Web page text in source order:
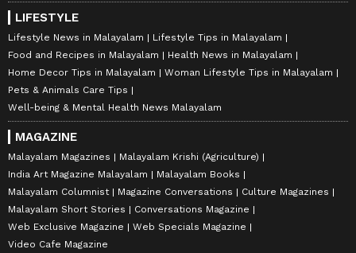
LIFESTYLE
Lifestyle News in Malayalam
Lifestyle Tips in Malayalam
Food and Recipes in Malayalam
Health News in Malayalam
Home Decor Tips in Malayalam
Woman Lifestyle Tips in Malayalam
Pets & Animals Care Tips
Well-being & Mental Health News Malayalam
MAGAZINE
Malayalam Magazines
Malayalam Krishi (Agriculture)
India Art Magazine Malayalam
Malayalam Books
Malayalam Columnist
Magazine Conversations
Culture Magazines
Malayalam Short Stories
Conversations Magazine
Web Exclusive Magazine
Web Specials Magazine
Video Cafe Magazine